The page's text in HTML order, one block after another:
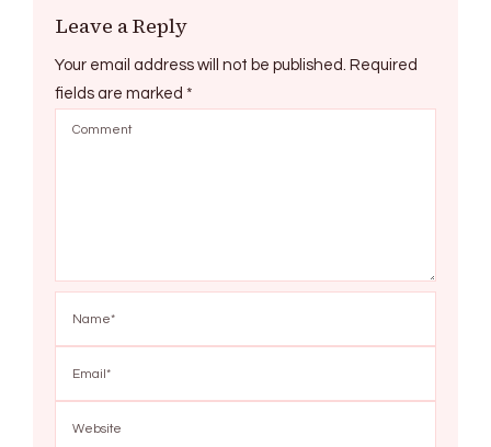
Leave a Reply
Your email address will not be published.
Required
fields are marked *